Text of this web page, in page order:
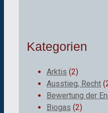
Kategorien
Arktis (2)
Ausstieg, Recht
Bewertung der
Biogas (2)